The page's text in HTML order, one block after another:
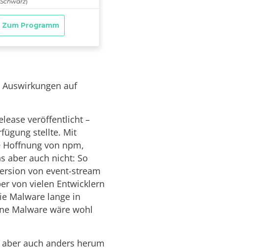
auf
veröffentlicht –
stellte. Mit
Hoffnung von npm,
aber auch nicht: So
von event-stream
von vielen Entwicklern
Malware lange in
Malware wäre wohl
auch anders herum